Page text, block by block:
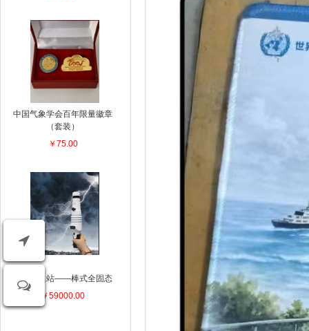
中国气象学会百年限量徽章
（套装）
￥75.00
手持气象站——棒式全固态
￥59000.00